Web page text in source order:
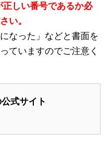
しい番号であるか必
い。
なった」などと書面を
ていますのでご注意く
式サイト